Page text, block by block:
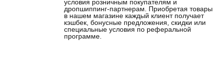
условия розничным покупателям и
дропшиппинг-партнерам. Приобретая товары
в нашем магазине каждый клиент получает
кэшбек, бонусные предложения, скидки или
специальные условия по реферальной
программе.